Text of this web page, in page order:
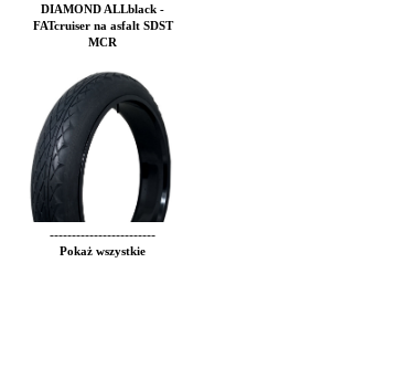
DIAMOND ALLblack -
FATcruiser na asfalt SDST
MCR
------------------------
Pokaż wszystkie